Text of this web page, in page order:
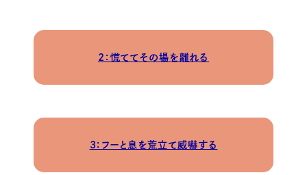
2：慌ててその場を離れる
3：フーと息を荒立て威嚇する